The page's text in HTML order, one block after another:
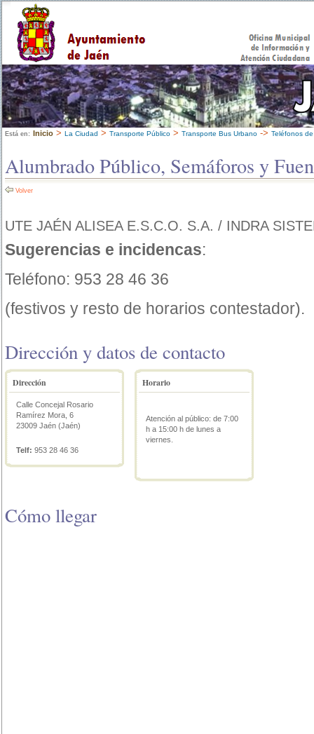
Está en: Inicio > La Ciudad > Transporte Público > Transporte Bus Urbano -> Teléfonos
Alumbrado Público, Semáforos y
Volver
UTE JAÉN ALISEA E.S.C.O. S.A. / INDRA
Sugerencias e incidencas:
Teléfono: 953 28 46 36
(festivos y resto de horarios contestador).
Dirección y datos de contacto
Dirección
Calle Concejal Rosario
Ramírez Mora, 6
23009 Jaén (Jaén)
Telf: 953 28 46 36
Horario
Atención al público: de 7:00
h a 15:00 h de lunes a
viernes.
Cómo llegar